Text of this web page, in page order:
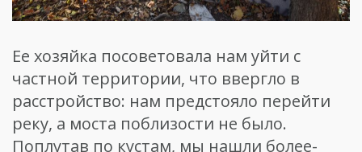
Ее хозяйка посоветовала нам уйти с
частной территории, что ввергло в
расстройство: нам предстояло перейти
реку, а моста поблизости не было.
Поплутав по кустам, мы нашли более-